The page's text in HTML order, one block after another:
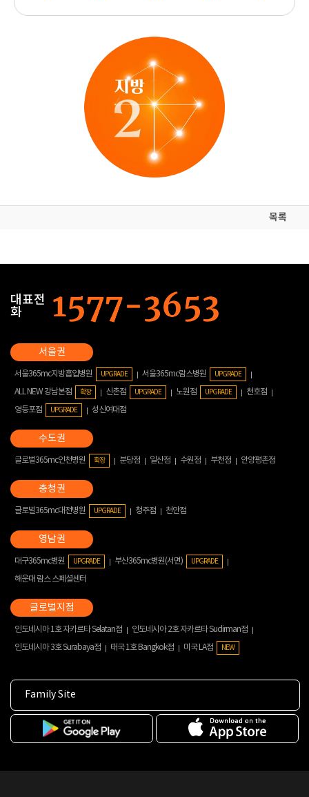
목록
대표전
화
서울365mc지방흡입병원 UPGRADE 서울365mc람스병원 UPGRADE
ALL NEW 강남본점 확장 신촌점 UPGRADE 노원점 UPGRADE
천호점
영등포점
UPGRADE 성신여대점
글로벌365mc인천병원 확장 분당점 일산점 수원점 부천점 안양평촌점
글로벌365mc대전병원 UPGRADE 청주점 천안점
대구365mc병원 UPGRADE 부산365mc병원(서면) UPGRADE
해운대 람스 스페셜센터
인도네시아 1호 자카르타 Selatan점
인도네시아 2호 자카르타 Sudirman점
인도네시아 3호 Surabaya점
태국 1호 Bangkok점 미국 LA점 NEW
Family Site